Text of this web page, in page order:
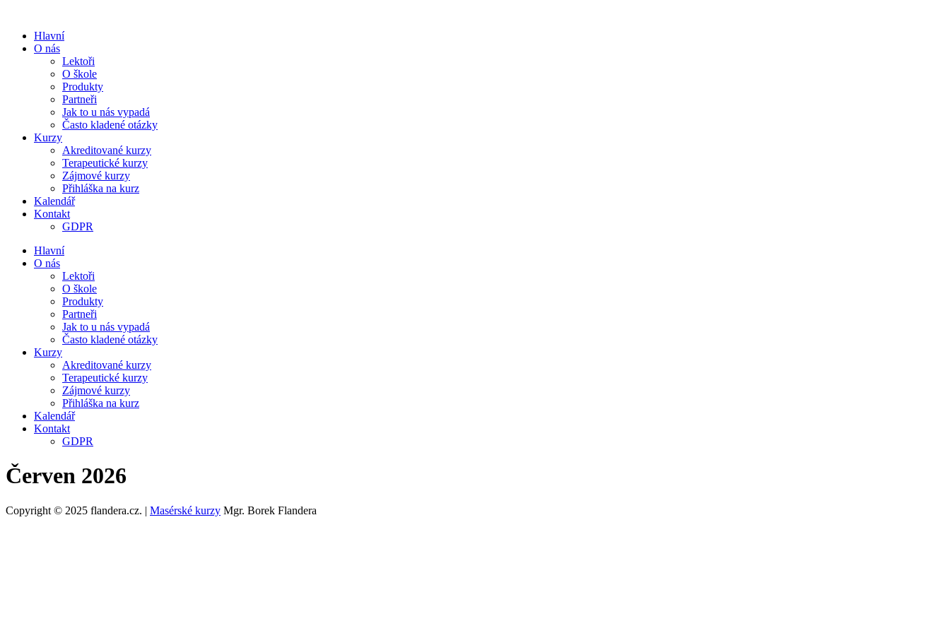
obsahuHlavní
O nás
Lektoři
O škole
Produkty
Partneři
Jak to u nás vypadá
Často kladené otázky
Kurzy
Akreditované kurzy
Terapeutické kurzy
Zájmové kurzy
Přihláška na kurz
Kalendář
Kontakt
GDPR
Hlavní
O nás
Lektoři
O škole
Produkty
Partneři
Jak to u nás vypadá
Často kladené otázky
Kurzy
Akreditované kurzy
Terapeutické kurzy
Zájmové kurzy
Přihláška na kurz
Kalendář
Kontakt
GDPR
Červen 2026
Copyright © 2025 flandera.cz. | Masérské kurzy Mgr. Borek Flandera